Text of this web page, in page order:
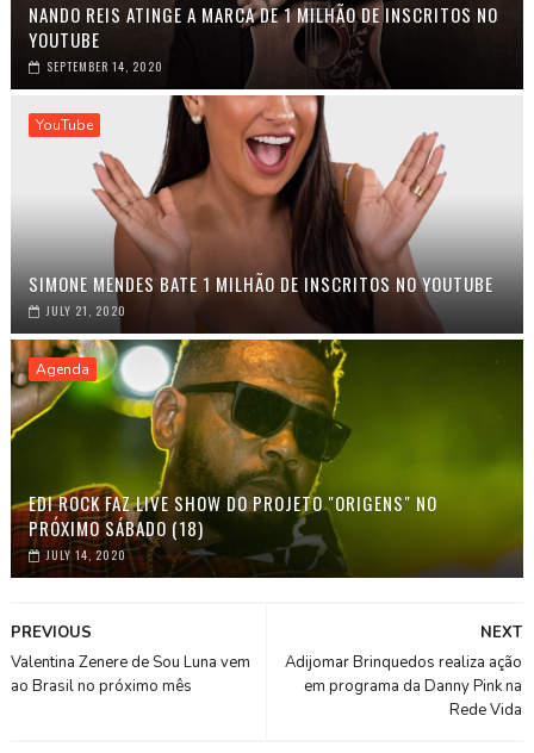
NANDO REIS ATINGE A MARCA DE 1 MILHÃO DE INSCRITOS NO
YOUTUBE
SEPTEMBER 14, 2020
YouTube
SIMONE MENDES BATE 1 MILHÃO DE INSCRITOS NO YOUTUBE
JULY 21, 2020
Agenda
EDI ROCK FAZ LIVE SHOW DO PROJETO "ORIGENS" NO
PRÓXIMO SÁBADO (18)
JULY 14, 2020
NEXT
Adijomar Brinquedos realiza ação
em programa da Danny Pink na
Rede Vida
PREVIOUS
Valentina Zenere de Sou Luna vem
ao Brasil no próximo mês